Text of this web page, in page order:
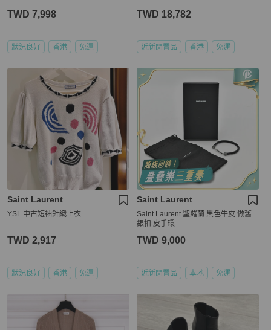
TWD 7,998
狀況良好 香港 免運
TWD 18,782
近新閒置品 香港 免運
Saint Laurent
YSL 中古短袖針織上衣
TWD 2,917
狀況良好 香港 免運
Saint Laurent
Saint Laurent 聖羅蘭 黑色牛皮 做舊
銀扣 皮手環
TWD 9,000
近新閒置品 本地 免運